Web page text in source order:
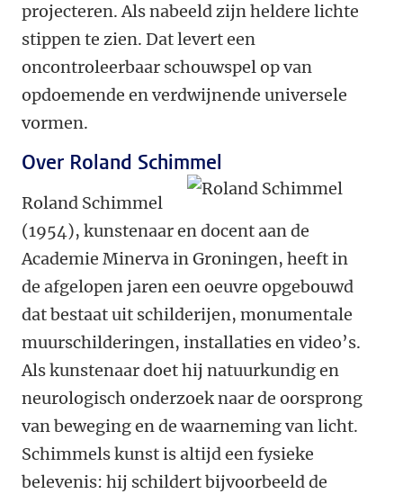
projecteren. Als nabeeld zijn heldere lichte
stippen te zien. Dat levert een
oncontroleerbaar schouwspel op van
opdoemende en verdwijnende universele
vormen.
Over Roland Schimmel
Roland Schimmel
(1954), kunstenaar en docent aan de
Academie Minerva in Groningen, heeft in
de afgelopen jaren een oeuvre opgebouwd
dat bestaat uit schilderijen, monumentale
muurschilderingen, installaties en video’s.
Als kunstenaar doet hij natuurkundig en
neurologisch onderzoek naar de oorsprong
van beweging en de waarneming van licht.
Schimmels kunst is altijd een fysieke
belevenis: hij schildert bijvoorbeeld de